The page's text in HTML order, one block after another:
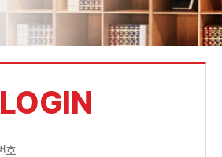
LOGIN